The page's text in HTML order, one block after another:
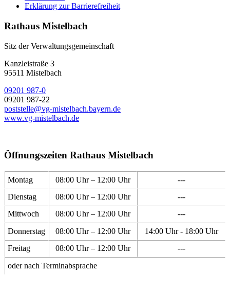
Erklärung zur Barrierefreiheit
Rathaus Mistelbach
Sitz der Verwaltungsgemeinschaft
Kanzleistraße 3
95511 Mistelbach
09201 987-0
09201 987-22
poststelle@vg-mistelbach.bayern.de
www.vg-mistelbach.de
Öffnungszeiten Rathaus Mistelbach
Montag 08:00 Uhr – 12:00 Uhr
---
Dienstag
08:00 Uhr – 12:00 Uhr
---
Mittwoch
08:00 Uhr – 12:00 Uhr
---
Donnerstag
08:00 Uhr – 12:00 Uhr
14:00 Uhr - 18:00 Uhr
Freitag
08:00 Uhr – 12:00 Uhr
---
oder nach Terminabsprache